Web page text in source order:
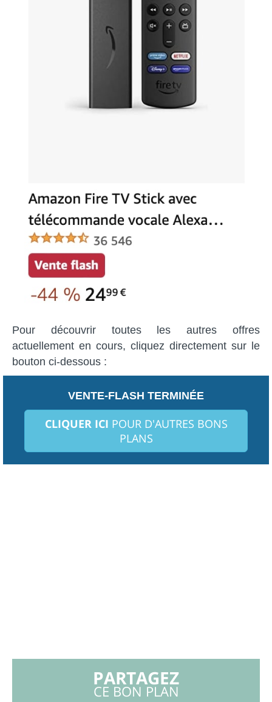
Pour découvrir toutes les autres offres
actuellement en cours, cliquez directement sur le
bouton ci-dessous :
VENTE-FLASH TERMINÉE
CLIQUER ICI POUR D'AUTRES BONS
PLANS
PARTAGEZ
CE BON PLAN